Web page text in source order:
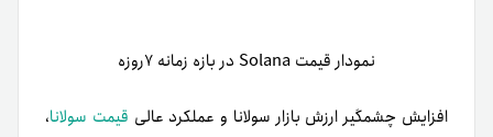
نمودار قیمت Solana در بازه زمانه ۷روزه
افزایش چشمگیر ارزش بازار سولانا و عملکرد عالی قیمت سولانا،